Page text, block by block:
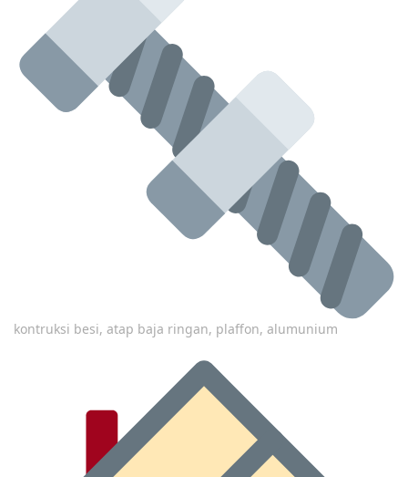
kontruksi besi, atap baja ringan, plaffon, alumunium